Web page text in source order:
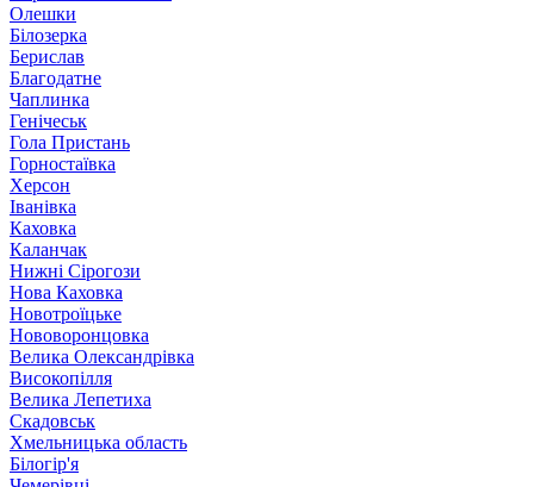
Олешки
Білозерка
Берислав
Благодатне
Чаплинка
Генічеськ
Гола Пристань
Горностаївка
Херсон
Іванівка
Каховка
Каланчак
Нижні Сірогози
Нова Каховка
Новотроїцьке
Нововоронцовка
Велика Олександрівка
Високопілля
Велика Лепетиха
Скадовськ
Хмельницька область
Білогір'я